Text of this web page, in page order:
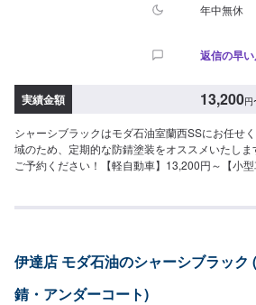
年中無休
返信の早
実績金額 13,200円
シャーシブラックはモダ石油室蘭西SSにお任せ
域のため、定期的な防錆塗装をオススメいたし
ご予約ください！【軽自動車】13,200円～【小
伊達店 モダ石油のシャーシブラック
錆・アンダーコート)